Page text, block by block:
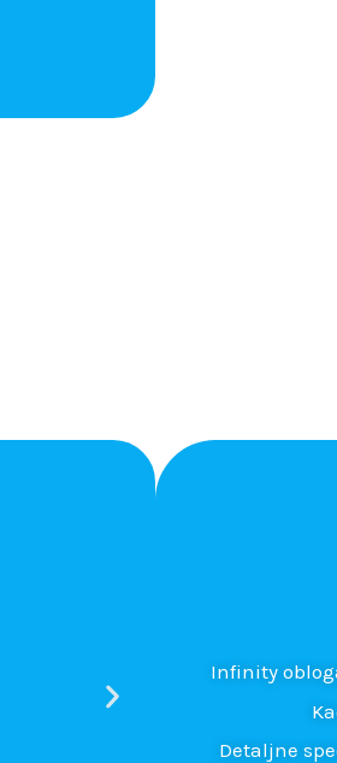
Infinity
Detaljne